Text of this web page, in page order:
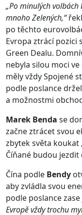
„Po minulých
mnoho Zelených,“řekl
po těchto
Evropa ztrácí pozici
Green Dealu.
nebyla silou moci
měly vždy Spojené
podle poslance
a možnostmi
Marek Benda se
začne ztrácet svou
zbytek světa koukat
Číňané budou jezdit
Čína podle Bendy
aby zvládla svou
podle poslance
Evropě vždy trochu